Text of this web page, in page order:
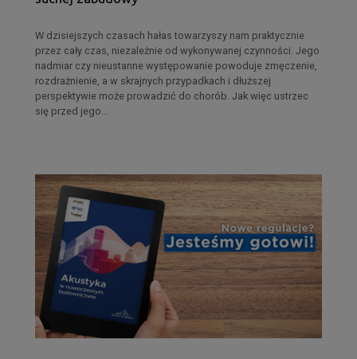
W dzisiejszych czasach hałas towarzyszy nam praktycznie
przez cały czas, niezależnie od wykonywanej czynności. Jego
nadmiar czy nieustanne występowanie powoduje zmęczenie,
rozdrażnienie, a w skrajnych przypadkach i dłuższej
perspektywie może prowadzić do chorób. Jak więc ustrzec
się przed jego...